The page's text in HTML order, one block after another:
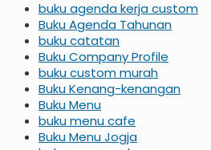
buku agenda kerja custom
Buku Agenda Tahunan
buku catatan
Buku Company Profile
buku custom murah
Buku Kenang-kenangan
Buku Menu
buku menu cafe
Buku Menu Jogja